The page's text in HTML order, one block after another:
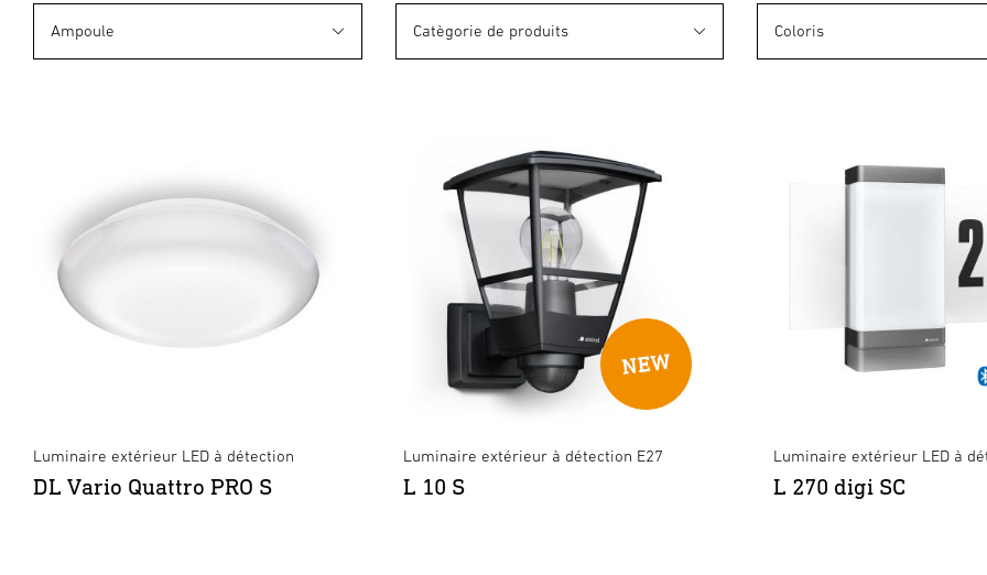
Ampoule Catègorie de produits Coloris
Luminaire extérieur LED à détection
DL Vario Quattro PRO S
Luminaire extérieur à détection E27
L 10 S
Luminaire extérieur LED à
L 270 digi SC